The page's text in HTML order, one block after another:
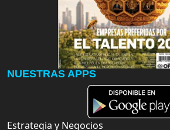
NUESTRAS APPS
Estrategia y Negocios